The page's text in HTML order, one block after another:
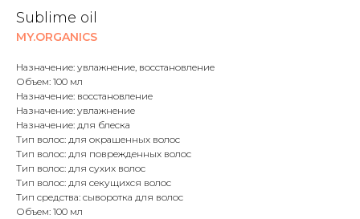
Sublime oil
MY.ORGANICS
Назначение: увлажнение, восстановление
Объем: 100 мл
Назначение: восстановление
Назначение: увлажнение
Назначение: для блеска
Тип волос: для окрашенных волос
Тип волос: для поврежденных волос
Тип волос: для сухих волос
Тип волос: для секущихся волос
Тип средства: сыворотка для волос
Объем: 100 мл